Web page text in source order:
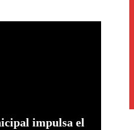
impulsa el